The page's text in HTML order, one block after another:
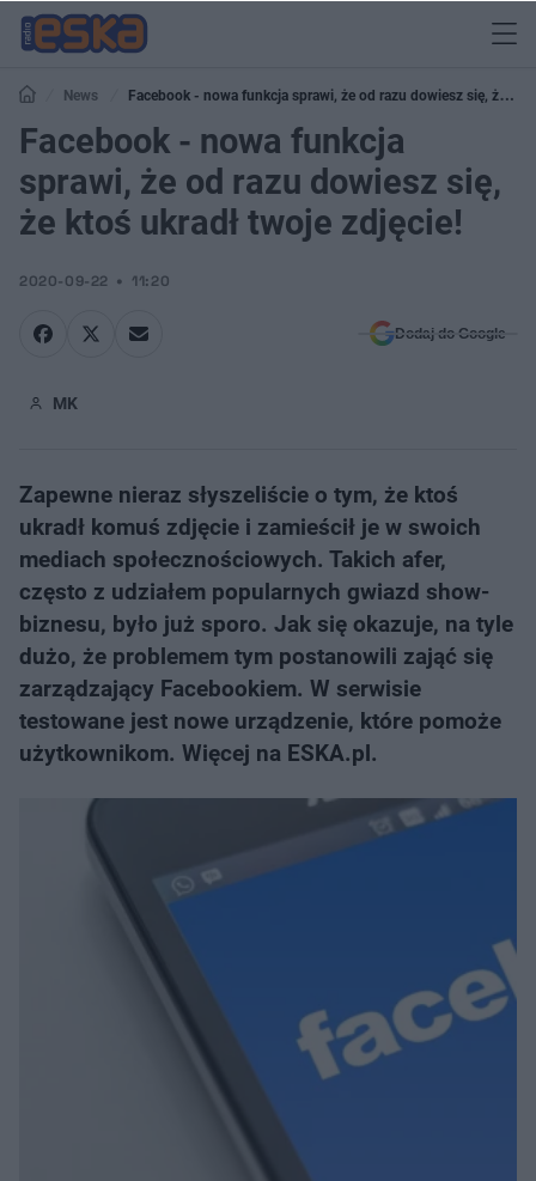
News
Facebook - nowa funkcja sprawi, że od razu dowiesz się, że
ktoś ukradł twoje zdjęcie!
Facebook - nowa funkcja
sprawi, że od razu dowiesz się,
że ktoś ukradł twoje zdjęcie!
2020-09-22 11:20
Dodaj do Google
MK
Zapewne nieraz słyszeliście o tym, że ktoś
ukradł komuś zdjęcie i zamieścił je w swoich
mediach społecznościowych. Takich afer,
często z udziałem popularnych gwiazd show-
biznesu, było już sporo. Jak się okazuje, na tyle
dużo, że problemem tym postanowili zająć się
zarządzający Facebookiem. W serwisie
testowane jest nowe urządzenie, które pomoże
użytkownikom. Więcej na ESKA.pl.